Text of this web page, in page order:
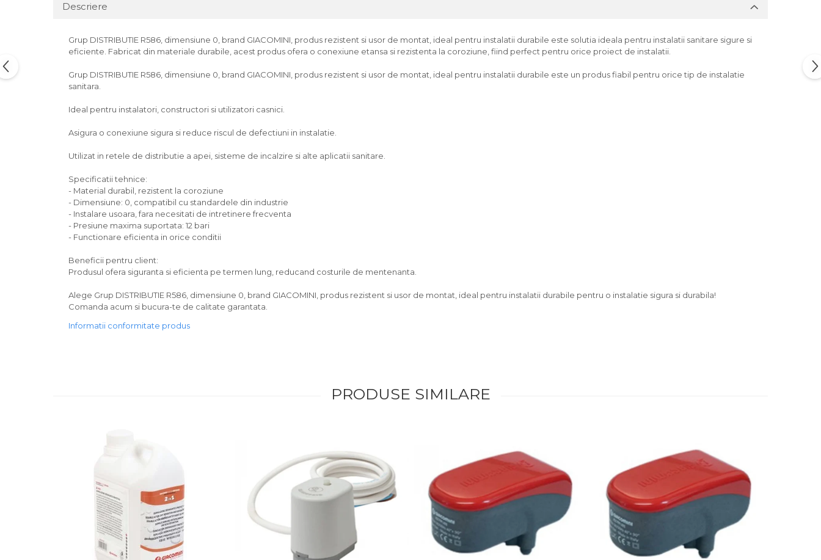
Descriere
Grup DISTRIBUTIE R586, dimensiune 0, brand GIACOMINI, produs rezistent si usor de montat, ideal pentru instalatii durabile este solutia ideala pentru instalatii sanitare sigure si
eficiente. Fabricat din materiale durabile, acest produs ofera o conexiune etansa si rezistenta la coroziune, fiind perfect pentru orice proiect de instalatii.
Grup DISTRIBUTIE R586, dimensiune 0, brand GIACOMINI, produs rezistent si usor de montat, ideal pentru instalatii durabile este un produs fiabil pentru orice tip de instalatie
sanitara.
Ideal pentru instalatori, constructori si utilizatori casnici.
Asigura o conexiune sigura si reduce riscul de defectiuni in instalatie.
Utilizat in retele de distributie a apei, sisteme de incalzire si alte aplicatii sanitare.
Specificatii tehnice:
- Material durabil, rezistent la coroziune
- Dimensiune: 0, compatibil cu standardele din industrie
- Instalare usoara, fara necesitati de intretinere frecventa
- Presiune maxima suportata: 12 bari
- Functionare eficienta in orice conditii
Beneficii pentru client:
Produsul ofera siguranta si eficienta pe termen lung, reducand costurile de mentenanta.
Alege Grup DISTRIBUTIE R586, dimensiune 0, brand GIACOMINI, produs rezistent si usor de montat, ideal pentru instalatii durabile pentru o instalatie sigura si durabila!
Comanda acum si bucura-te de calitate garantata.
Informatii conformitate produs
PRODUSE SIMILARE